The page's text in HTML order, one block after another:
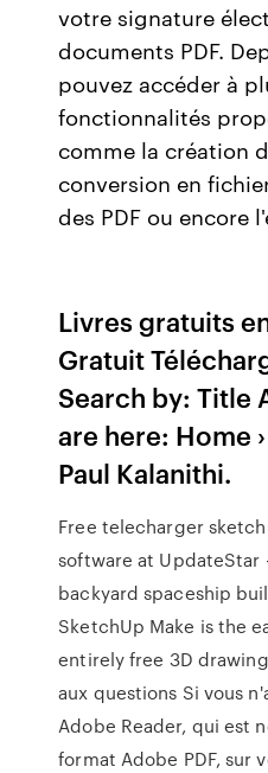
votre signature
documents PDF.
pouvez accéder à
fonctionnalités
comme la création
conversion en
des PDF ou encore
Livres gratuits
Gratuit
Search by: Title
are here: Home
Paul Kalanithi.
Free telecharger
software at UpdateStar
backyard spaceship
SketchUp Make is the
entirely free 3D
aux questions Si vous
Adobe Reader, qui est
format Adobe PDF, sur